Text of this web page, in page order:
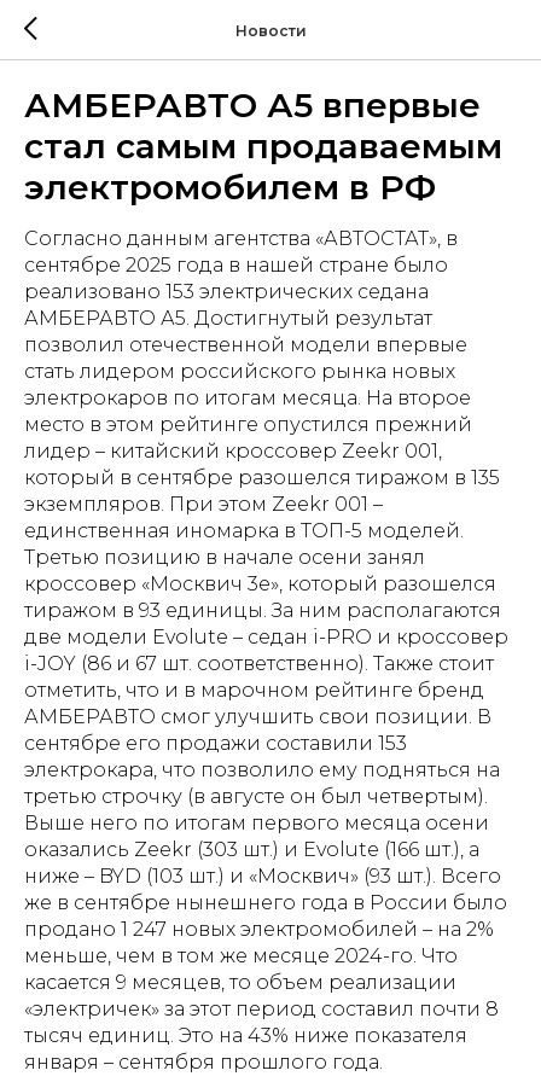
Новости
АМБЕРАВТО А5 впервые
стал самым продаваемым
электромобилем в РФ
Согласно данным агентства «АВТОСТАТ», в
сентябре 2025 года в нашей стране было
реализовано 153 электрических седана
АМБЕРАВТО А5. Достигнутый результат
позволил отечественной модели впервые
стать лидером российского рынка новых
электрокаров по итогам месяца. На второе
место в этом рейтинге опустился прежний
лидер – китайский кроссовер Zeekr 001,
который в сентябре разошелся тиражом в 135
экземпляров. При этом Zeekr 001 –
единственная иномарка в ТОП-5 моделей.
Третью позицию в начале осени занял
кроссовер «Москвич 3е», который разошелся
тиражом в 93 единицы. За ним располагаются
две модели Evolute – седан i-PRO и кроссовер
i-JOY (86 и 67 шт. соответственно). Также стоит
отметить, что и в марочном рейтинге бренд
АМБЕРАВТО смог улучшить свои позиции. В
сентябре его продажи составили 153
электрокара, что позволило ему подняться на
третью строчку (в августе он был четвертым).
Выше него по итогам первого месяца осени
оказались Zeekr (303 шт.) и Evolute (166 шт.), а
ниже – BYD (103 шт.) и «Москвич» (93 шт.). Всего
же в сентябре нынешнего года в России было
продано 1 247 новых электромобилей – на 2%
меньше, чем в том же месяце 2024-го. Что
касается 9 месяцев, то объем реализации
«электричек» за этот период составил почти 8
тысяч единиц. Это на 43% ниже показателя
января – сентября прошлого года.